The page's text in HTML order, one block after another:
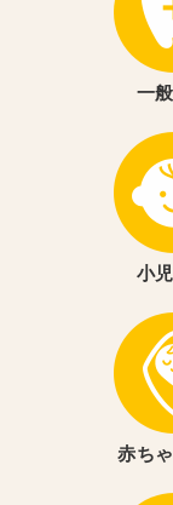
一
小
赤ち